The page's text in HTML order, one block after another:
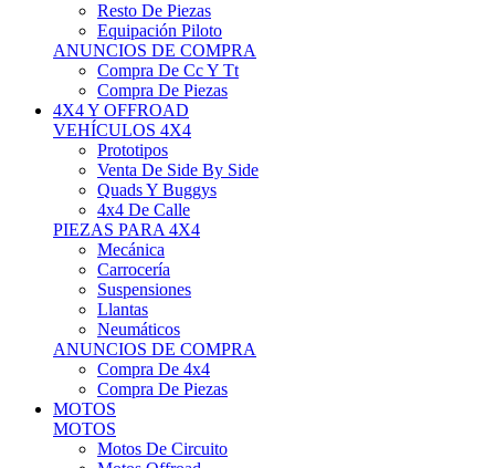
Resto De Piezas
Equipación Piloto
ANUNCIOS DE COMPRA
Compra De Cc Y Tt
Compra De Piezas
4X4 Y OFFROAD
VEHÍCULOS 4X4
Prototipos
Venta De Side By Side
Quads Y Buggys
4x4 De Calle
PIEZAS PARA 4X4
Mecánica
Carrocería
Suspensiones
Llantas
Neumáticos
ANUNCIOS DE COMPRA
Compra De 4x4
Compra De Piezas
MOTOS
MOTOS
Motos De Circuito